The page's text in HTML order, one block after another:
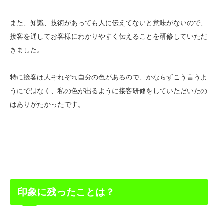
また、知識、技術があっても人に伝えてないと意味がないので、
接客を通してお客様にわかりやすく伝えることを研修していただ
きました。
特に接客は人それぞれ自分の色があるので、かならずこう言うよ
うにではなく、私の色が出るように接客研修をしていただいたの
はありがたかったです。
印象に残ったことは？